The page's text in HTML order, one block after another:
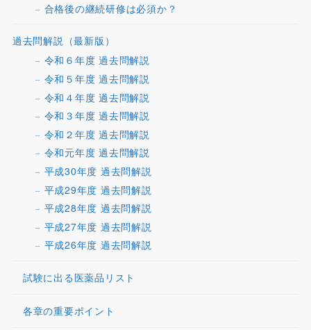
合格後の継続研修は必須か？
過去問解説（最新版）
令和６年度 過去問解説
令和５年度 過去問解説
令和４年度 過去問解説
令和３年度 過去問解説
令和２年度 過去問解説
令和元年度 過去問解説
平成30年度 過去問解説
平成29年度 過去問解説
平成28年度 過去問解説
平成27年度 過去問解説
平成26年度 過去問解説
試験に出る医薬品リスト
各章の重要ポイント